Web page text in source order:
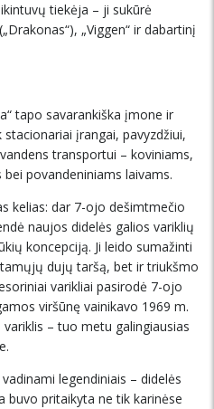
tiekėja – ji sukūrė
„Viggen“ ir dabartinį
tapo savarankiška įmone ir
įrangai, pavyzdžiui,
transportui – koviniams,
povandeniniams laivams.
kelias: dar 7-ojo dešimtmečio
naujos didelės galios variklių
koncepciją. Ji leido sumažinti
dujų taršą, bet ir triukšmo
varikliai pasirodė 7-ojo
viršūnę vainikavo 1969 m.
– tuo metu galingiausias
legendiniais – didelės
buvo pritaikyta ne tik karinėse